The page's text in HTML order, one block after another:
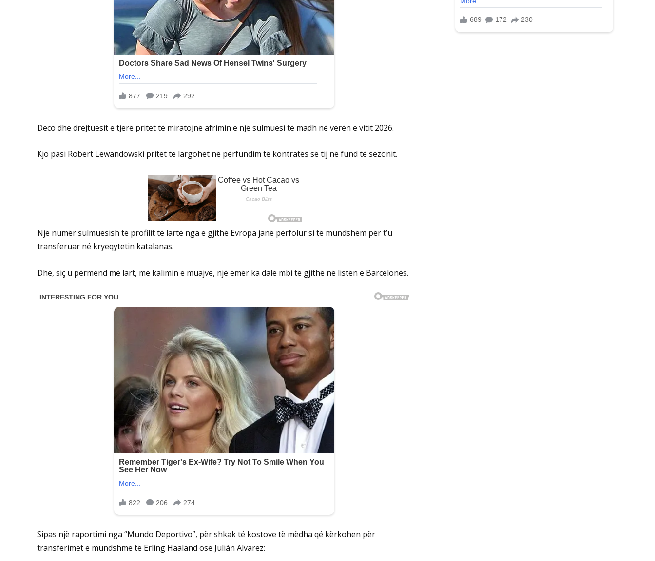
Deco dhe drejtuesit e tjerë pritet të miratojnë afrimin e një sulmuesi të madh në verën e vitit 2026.
Kjo pasi Robert Lewandowski pritet të largohet në përfundim të kontratës së tij në fund të sezonit.
Një numër sulmuesish të profilit të lartë nga e gjithë Evropa janë përfolur si të mundshëm për t’u
transferuar në kryeqytetin katalanas.
Dhe, siç u përmend më lart, me kalimin e muajve, një emër ka dalë mbi të gjithë në listën e Barcelonës.
Sipas një raportimi nga “Mundo Deportivo”, për shkak të kostove të mëdha që kërkohen për
transferimet e mundshme të Erling Haaland ose Julián Alvarez: